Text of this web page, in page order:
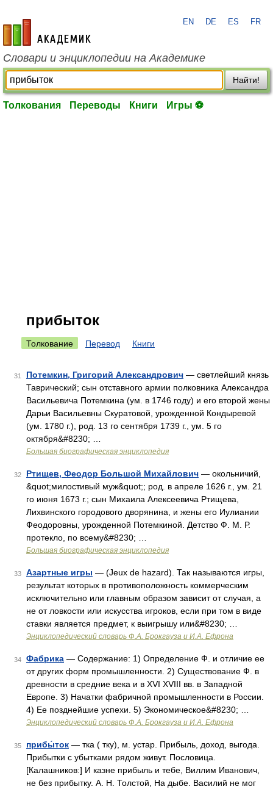
academic.ru
EN DE ES FR
Словари и энциклопедии на Академике
Найти!
Толкования Переводы Книги Игры ⚽
прибыток
Толкование Перевод Книги
31 Потемкин, Григорий Александрович — светлейший князь
Таврический; сын отставного армии полковника Александра
Васильевича Потемкина (ум. в 1746 году) и его второй жены
Дарьи Васильевны Скуратовой, урожденной Кондыревой
(ум. 1780 г.), род. 13 го сентября 1739 г., ум. 5 го
октября&#8230; …
Большая биографическая энциклопедия
32 Ртищев, Феодор Большой Михайлович — окольничий,
&quot;милостивый муж&quot;; род. в апреле 1626 г., ум. 21
го июня 1673 г.; сын Михаила Алексеевича Ртищева,
Лихвинского городового дворянина, и жены его Иулиании
Феодоровны, урожденной Потемкиной. Детство Ф. М. Р.
протекло, по всему&#8230; …
Большая биографическая энциклопедия
33 Азартные игры — (Jeux de hazard). Так называются игры,
результат которых в противоположность коммерческим
исключительно или главным образом зависит от случая, а
не от ловкости или искусства игроков, если при том в виде
ставки является предмет, к выигрышу или&#8230; …
Энциклопедический словарь Ф.А. Брокгауза и И.А. Ефрона
34 Фабрика — Содержание: 1) Определение Ф. и отличие ее
от других форм промышленности. 2) Существование Ф. в
древности в средние века и в XVI XVIII вв. в Западной
Европе. 3) Начатки фабричной промышленности в России.
4) Ее позднейшие успехи. 5) Экономическое&#8230; …
Энциклопедический словарь Ф.А. Брокгауза и И.А. Ефрона
35 прибы́ток — тка ( тку), м. устар. Прибыль, доход, выгода.
Прибытки с убытками рядом живут. Пословица.
[Калашников:] И казне прибыль и тебе, Виллим Иванович,
не без прибытку. А. Н. Толстой, На дыбе. Василий не мог